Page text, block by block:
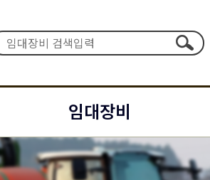
임대장비